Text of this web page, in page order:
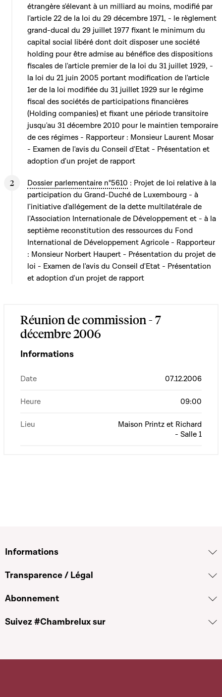
étrangère s'élevant à un milliard au moins, modifié par
l'article 22 de la loi du 29 décembre 1971, - le règlement
grand-ducal du 29 juillet 1977 fixant le minimum du
capital social libéré dont doit disposer une société
holding pour être admise au bénéfice des dispositions
fiscales de l'article premier de la loi du 31 juillet 1929, -
la loi du 21 juin 2005 portant modification de l'article
1er de la loi modifiée du 31 juillet 1929 sur le régime
fiscal des sociétés de participations financières
(Holding companies) et fixant une période transitoire
jusqu'au 31 décembre 2010 pour le maintien temporaire
de ces régimes - Rapporteur : Monsieur Laurent Mosar
- Examen de l'avis du Conseil d'Etat - Présentation et
adoption d'un projet de rapport
Dossier parlementaire n°5610 : Projet de loi relative à la
participation du Grand-Duché de Luxembourg - à
l'initiative d'allégement de la dette multilatérale de
l'Association Internationale de Développement et - à la
septième reconstitution des ressources du Fond
International de Développement Agricole - Rapporteur
: Monsieur Norbert Haupert - Présentation du projet de
loi - Examen de l'avis du Conseil d'Etat - Présentation
et adoption d'un projet de rapport
Réunion de commission - 7
décembre 2006
Informations
Date 07.12.2006
Heure 09:00
Lieu
Maison Printz et Richard
- Salle 1
Informations
Transparence / Légal
Abonnement
Suivez #Chambrelux sur